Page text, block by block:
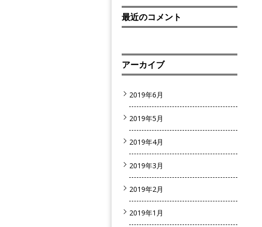
最近のコメント
アーカイブ
2019年6月
2019年5月
2019年4月
2019年3月
2019年2月
2019年1月